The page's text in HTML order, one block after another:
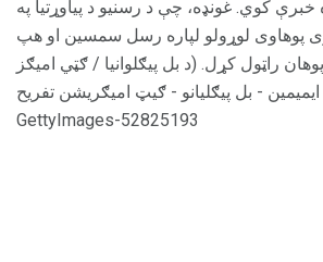
خبرې کوي. غونډه، چې د رسنیو د پیاوړتیا په
پوهاوی لوړولو لپاره رسل سمسین او هپ
راټول کړل. (د بل پیګلوانیا / ګټي امیګز
ایمیمین - بل پیګلیانو - ګیټ امیګریشن تفریح ​​-
GettyImages-52825193